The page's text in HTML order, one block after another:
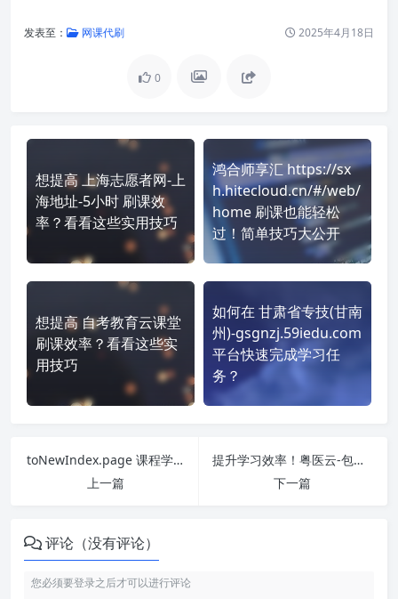
发表至： 网课代刷 2025年4月18日
0
想提高 上海志愿者网-上
海地址-5小时 刷课效
率？看看这些实用技巧
鸿合师享汇 https://sx
h.hitecloud.cn/#/web/
home 刷课也能轻松
过！简单技巧大公开
想提高 自考教育云课堂
刷课效率？看看这些实
用技巧
如何在 甘肃省专技(甘南
州)-gsgnzj.59iedu.com
平台快速完成学习任
务？
toNewIndex.page 课程学习无压力！教你高效刷题技巧
上一篇
提升学习效率！粤医云-包月 http://yue1yun.com/#/web/index 刷课方法全揭秘
下一篇
评论（没有评论）